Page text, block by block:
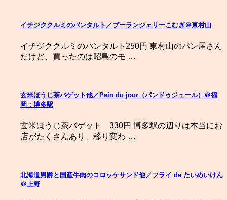
イチジククルミのパンタルト／ブーランジェリーこむぎ＠東村山
イチジククルミのパンタルト250円 東村山のパン屋さん
だけど、買ったのは昭島のモ …
玄米ほうじ茶バゲット他／Pain du jour（パンドゥジュール）＠福
岡：博多駅
玄米ほうじ茶バゲット 330円 博多駅の辺りは本当にお
店がたくさんあり、移り変わ …
北海道男爵と国産牛肉のコロッケサンド他／フライ de たいめいけん
＠上野